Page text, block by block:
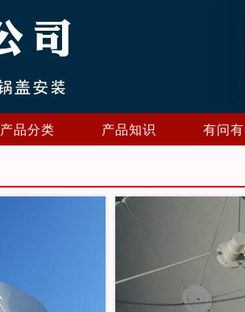
产品分类 产品知识 有问